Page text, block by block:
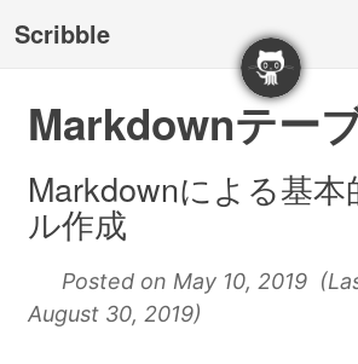
Scribble
Markdownテー
Markdownによる基
ル作成
Posted on May 10, 2019
August 30, 2019)